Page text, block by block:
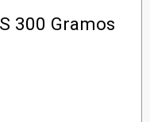
300 Gramos